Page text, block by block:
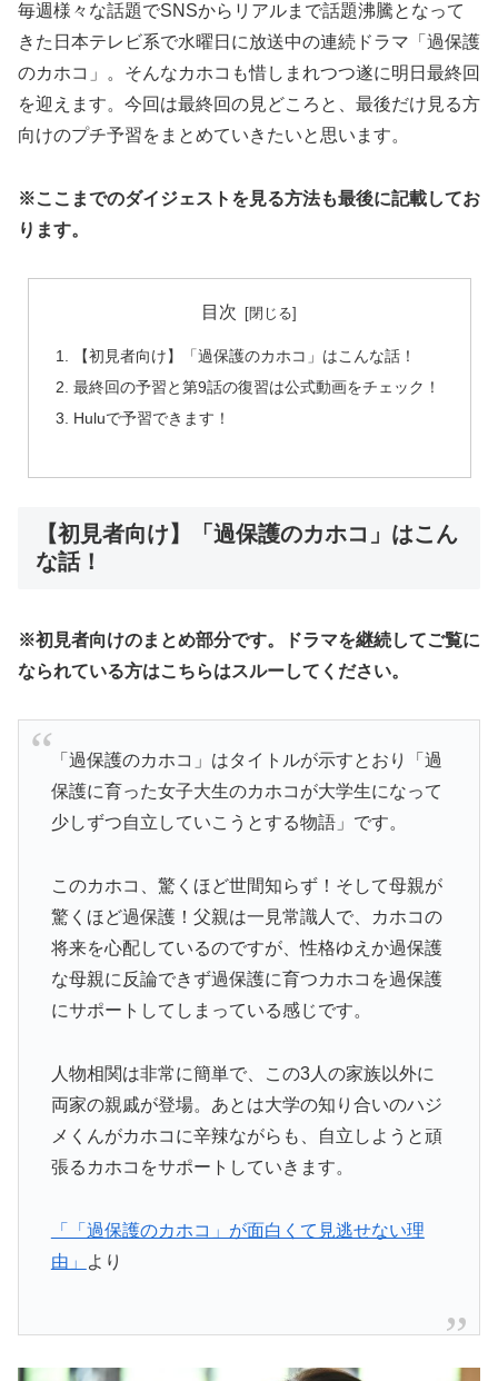
毎週様々な話題でSNSからリアルまで話題沸騰となって
きた日本テレビ系で水曜日に放送中の連続ドラマ「過保護
のカホコ」。そんなカホコも惜しまれつつ遂に明日最終回
を迎えます。今回は最終回の見どころと、最後だけ見る方
向けのプチ予習をまとめていきたいと思います。
※ここまでのダイジェストを見る方法も最後に記載してお
ります。
目次
【初見者向け】「過保護のカホコ」はこんな話！
最終回の予習と第9話の復習は公式動画をチェック！
Huluで予習できます！
【初見者向け】「過保護のカホコ」はこん
な話！
※初見者向けのまとめ部分です。ドラマを継続してご覧に
なられている方はこちらはスルーしてください。
「過保護のカホコ」はタイトルが示すとおり「過
保護に育った女子大生のカホコが大学生になって
少しずつ自立していこうとする物語」です。
このカホコ、驚くほど世間知らず！そして母親が
驚くほど過保護！父親は一見常識人で、カホコの
将来を心配しているのですが、性格ゆえか過保護
な母親に反論できず過保護に育つカホコを過保護
にサポートしてしまっている感じです。
人物相関は非常に簡単で、この3人の家族以外に
両家の親戚が登場。あとは大学の知り合いのハジ
メくんがカホコに辛辣ながらも、自立しようと頑
張るカホコをサポートしていきます。
「「過保護のカホコ」が面白くて見逃せない理
由」
より